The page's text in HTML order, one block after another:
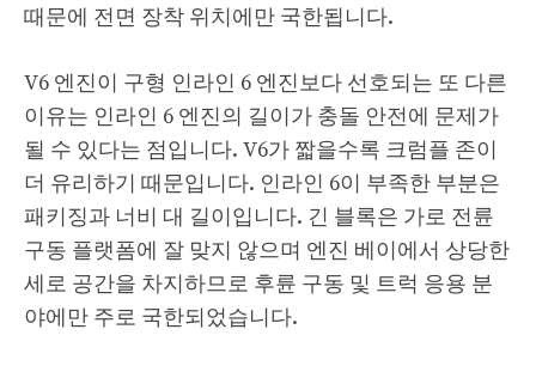
때문에 전면 장착 위치에만 국한됩니다.
V6 엔진이 구형 인라인 6 엔진보다 선호되는 또 다른
이유는 인라인 6 엔진의 길이가 충돌 안전에 문제가
될 수 있다는 점입니다. V6가 짧을수록 크럼플 존이
더 유리하기 때문입니다. 인라인 6이 부족한 부분은
패키징과 너비 대 길이입니다. 긴 블록은 가로 전륜
구동 플랫폼에 잘 맞지 않으며 엔진 베이에서 상당한
세로 공간을 차지하므로 후륜 구동 및 트럭 응용 분
야에만 주로 국한되었습니다.